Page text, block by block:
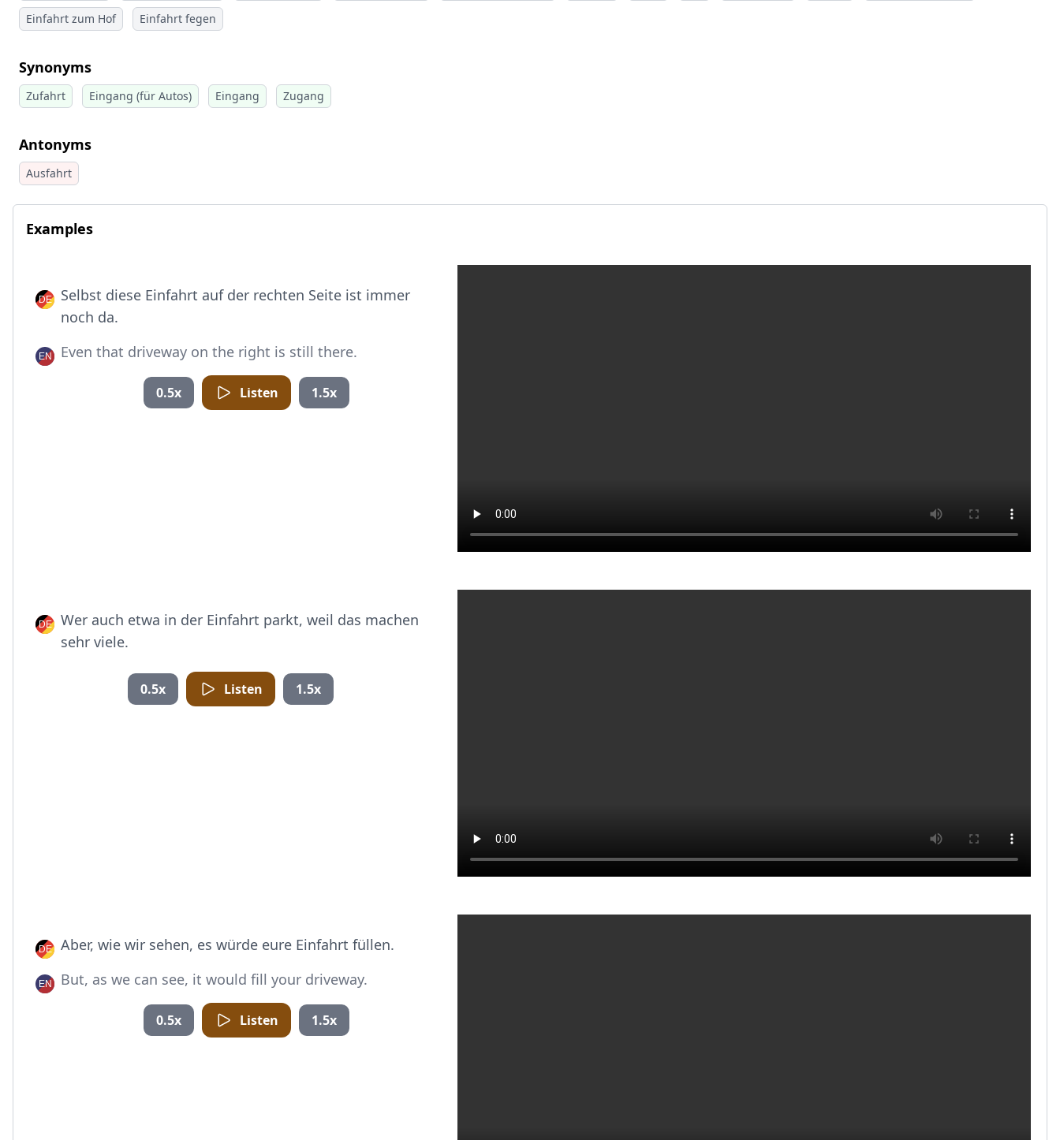
Einfahrt zum Hof
Einfahrt fegen
Synonyms
Zufahrt Eingang (für Autos) Eingang Zugang
Antonyms
Ausfahrt
Examples
Selbst diese Einfahrt auf der rechten Seite ist immer
noch da.
Even that driveway on the right is still there.
0.5x Listen 1.5x
Wer auch etwa in der Einfahrt parkt, weil das machen
sehr viele.
0.5x Listen 1.5x
Aber, wie wir sehen, es würde eure Einfahrt füllen.
But, as we can see, it would fill your driveway.
0.5x Listen 1.5x